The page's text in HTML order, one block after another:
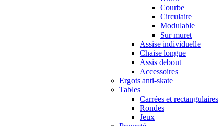
Courbe
Circulaire
Modulable
Sur muret
Assise individuelle
Chaise longue
Assis debout
Accessoires
Ergots anti-skate
Tables
Carrées et rectangulaires
Rondes
Jeux